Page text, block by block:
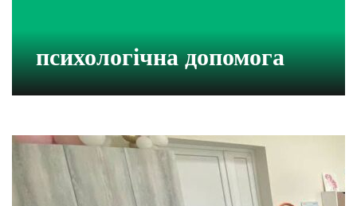
психологічна допомога